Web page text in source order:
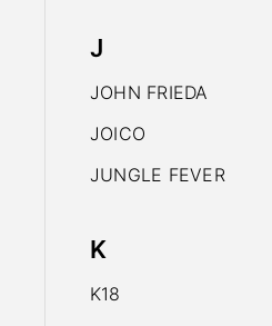
J
JOHN FRIEDA
JOICO
JUNGLE FEVER
K
K18